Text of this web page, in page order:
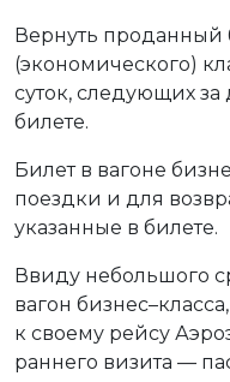
Вернуть проданный
(экономического)
суток, следующих за
билете.
Билет в вагоне
поездки и для
указанные в билете.
Ввиду небольшого
вагон
к своему рейсу
раннего визита —